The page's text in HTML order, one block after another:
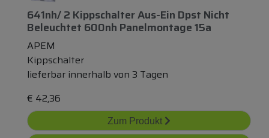
641nh/ 2 Kippschalter Aus-Ein Dpst Nicht
Beleuchtet 600nh Panelmontage 15a
APEM
Kippschalter
lieferbar innerhalb von 3 Tagen
€ 42,36
Zum Produkt